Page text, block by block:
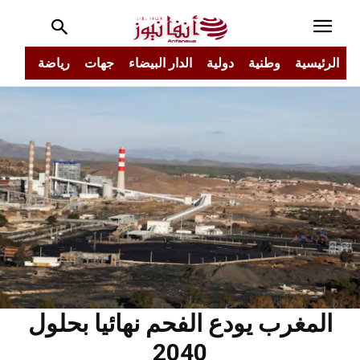
الرئيسية وطنية دولية الدار البيضاء جهات رياضة
المغرب يودع الفحم نهائيا بحلول
2040